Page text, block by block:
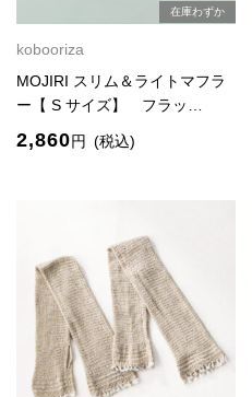
kobooriza
在庫わずか
MOJIRI スリム＆ライトマフラ
ー【 S サイズ】 フラッ…
2,860円 (税込)